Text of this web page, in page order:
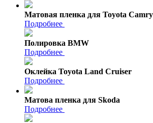
Матовая пленка для Toyota Camry
Подробнее
Полировка BMW
Подробнее
Оклейка Toyota Land Cruiser
Подробнее
Матова пленка для Skoda
Подробнее